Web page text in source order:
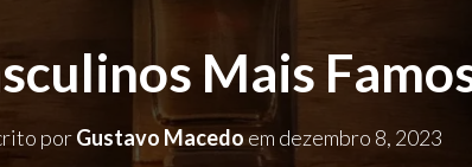
Mais
porGustavo Macedo em dezembro 8, 2023